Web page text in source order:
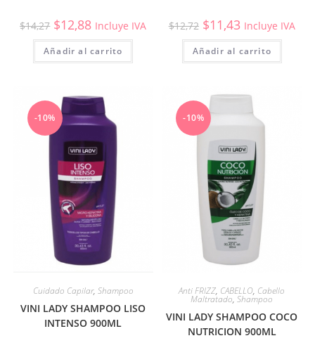
$14,27 $12,88 Incluye IVA
Añadir al carrito
$12,72 $11,43 Incluye IVA
Añadir al carrito
-10%
Cuidado Capilar, Shampoo
VINI LADY SHAMPOO LISO
INTENSO 900ML
-10%
Anti FRIZZ, CABELLO, Cabello
Maltratado,Shampoo
VINI LADY SHAMPOO COCO
NUTRICION 900ML